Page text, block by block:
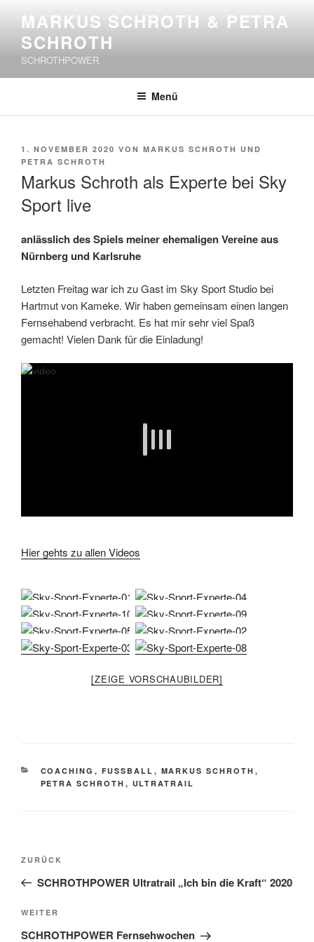
springen
MARKUS SCHROTH & PETRA
SCHROTH
SCHROTHPOWER
Menü
VERÖFFENTLICHT
AM
1. NOVEMBER 2020 VON MARKUS SCHROTH UND
PETRA SCHROTH
Markus Schroth als Experte bei Sky
Sport live
anlässlich des Spiels meiner ehemaligen Vereine aus
Nürnberg und Karlsruhe
Letzten Freitag war ich zu Gast im Sky Sport Studio bei
Hartmut von Kameke. Wir haben gemeinsam einen langen
Fernsehabend verbracht. Es hat mir sehr viel Spaß
gemacht! Vielen Dank für die Einladung!
Hier gehts zu allen Videos
[ZEIGE VORSCHAUBILDER]
KATEGORIEN
COACHING , FUSSBALL , MARKUS SCHROTH ,
PETRA SCHROTH , ULTRATRAIL
Beitragsnavigation
Vorheriger
Beitrag
ZURÜCK
SCHROTHPOWER Ultratrail „Ich bin die Kraft“ 2020
Nächster
Beitrag
WEITER
SCHROTHPOWER Fernsehwochen